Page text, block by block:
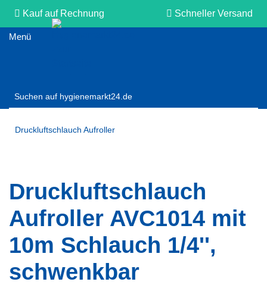
Kauf auf Rechnung Schneller Versand
Druckluftschlauch Aufroller
Druckluftschlauch
Aufroller AVC1014 mit
10m Schlauch 1/4'',
schwenkbar